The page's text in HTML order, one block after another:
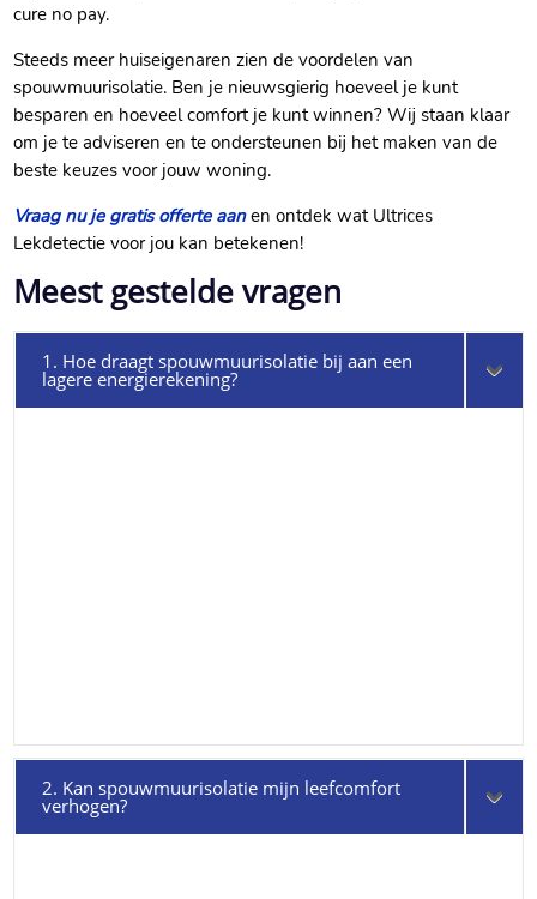
cure no pay.​
Steeds meer huiseigenaren zien de voordelen van
spouwmuurisolatie.​ Ben je nieuwsgierig hoeveel je kunt
besparen en hoeveel comfort je kunt winnen? Wij staan klaar
om je te adviseren en te ondersteunen bij het maken van de
beste keuzes voor jouw woning.​
Vraag nu je gratis offerte aanen ontdek wat Ultrices
Lekdetectie voor jou kan betekenen!
Meest gestelde vragen
1. Hoe draagt spouwmuurisolatie bij aan een
lagere energierekening?
2. Kan spouwmuurisolatie mijn leefcomfort
verhogen?